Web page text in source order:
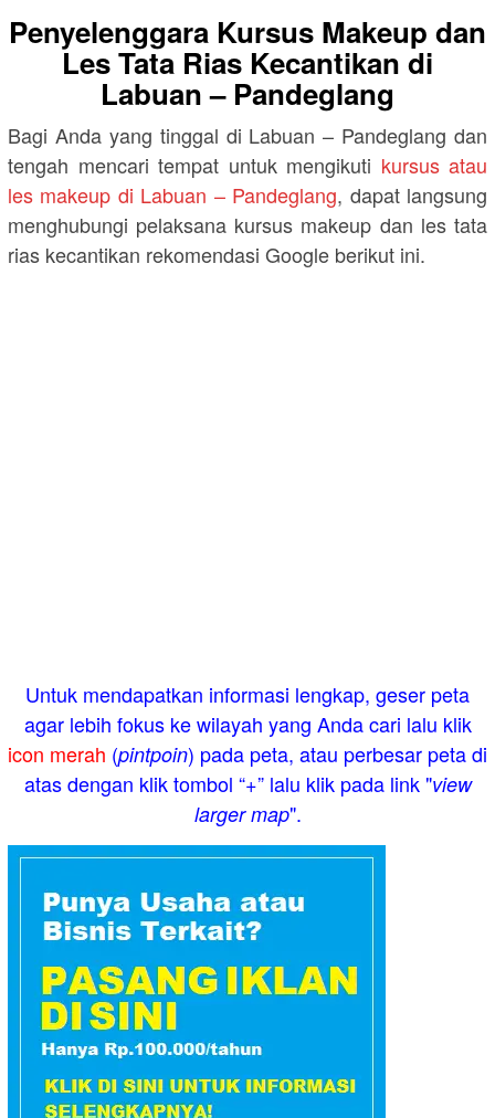
Penyelenggara Kursus Makeup dan
Les Tata Rias Kecantikan di
Labuan – Pandeglang
Bagi Anda yang tinggal di Labuan – Pandeglang dan
tengah mencari tempat untuk mengikuti kursus atau
les makeup di Labuan – Pandeglang, dapat langsung
menghubungi pelaksana kursus makeup dan les tata
rias kecantikan rekomendasi Google berikut ini.
Untuk mendapatkan informasi lengkap, geser peta
agar lebih fokus ke wilayah yang Anda cari lalu klik
icon merah (pintpoin) pada peta, atau perbesar peta di
atas dengan klik tombol “+” lalu klik pada link "view
larger map".